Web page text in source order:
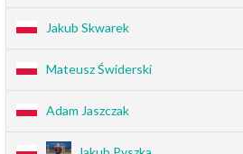
Jakub Skwarek
Mateusz Świderski
Adam Jaszczak